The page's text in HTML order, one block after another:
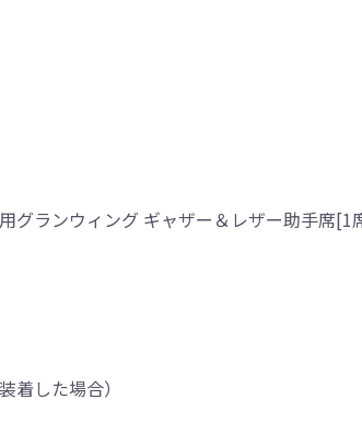
ランウィング ギャザー＆レザー助手席[1
着した場合）